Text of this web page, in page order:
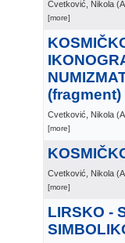
Cvetković, Nikola (
[more]
(fragment)
Cvetković, Nikola (
[more]
Cvetković, Nikola (
[more]
LIRSKO -